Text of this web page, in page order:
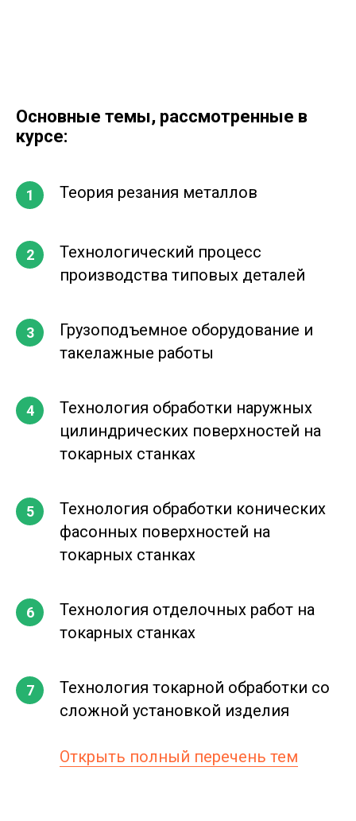
Основные темы, рассмотренные в
курсе:
Теория резания металлов
Технологический процесс
производства типовых деталей
Грузоподъемное оборудование и
такелажные работы
Технология обработки наружных
цилиндрических поверхностей на
токарных станках
Технология обработки конических
фасонных поверхностей на
токарных станках
Технология отделочных работ на
токарных станках
Технология токарной обработки со
сложной установкой изделия
Открыть полный перечень тем